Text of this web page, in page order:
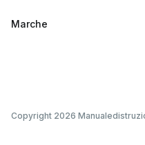
Marche
Copyright 2026